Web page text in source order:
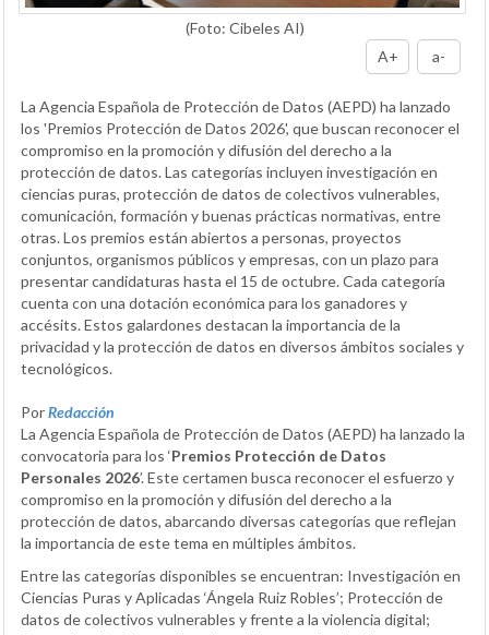
(Foto: Cibeles AI)
A+
a-
La Agencia Española de Protección de Datos (AEPD) ha lanzado
los 'Premios Protección de Datos 2026', que buscan reconocer el
compromiso en la promoción y difusión del derecho a la
protección de datos. Las categorías incluyen investigación en
ciencias puras, protección de datos de colectivos vulnerables,
comunicación, formación y buenas prácticas normativas, entre
otras. Los premios están abiertos a personas, proyectos
conjuntos, organismos públicos y empresas, con un plazo para
presentar candidaturas hasta el 15 de octubre. Cada categoría
cuenta con una dotación económica para los ganadores y
accésits. Estos galardones destacan la importancia de la
privacidad y la protección de datos en diversos ámbitos sociales y
tecnológicos.
PorRedacción
La Agencia Española de Protección de Datos (AEPD) ha lanzado la
convocatoria para los ‘Premios Protección de Datos
Personales 2026’. Este certamen busca reconocer el esfuerzo y
compromiso en la promoción y difusión del derecho a la
protección de datos, abarcando diversas categorías que reflejan
la importancia de este tema en múltiples ámbitos.
Entre las categorías disponibles se encuentran: Investigación en
Ciencias Puras y Aplicadas ‘Ángela Ruiz Robles’; Protección de
datos de colectivos vulnerables y frente a la violencia digital;